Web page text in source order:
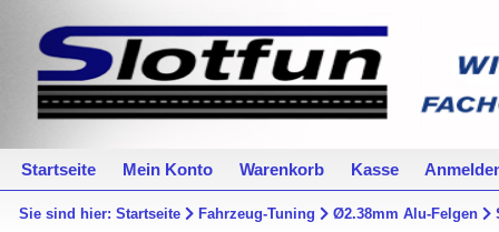
Startseite Mein Konto Warenkorb Kasse
Sie sind hier:Startseite Fahrzeug-Tuning Ø2.38mm Alu-Felgen